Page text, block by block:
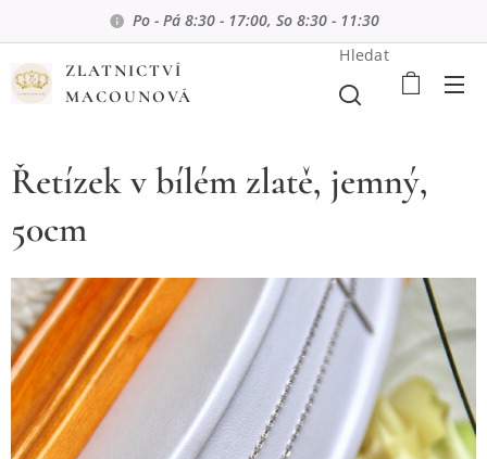
Po - Pá 8:30 - 17:00, So 8:30 - 11:30
ZLATNICTVÍ
MACOUNOVÁ
Hledat
Řetízek v bílém zlatě, jemný,
50cm